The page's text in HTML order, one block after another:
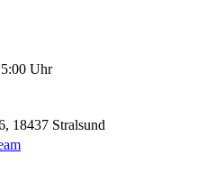
Uhr
18437 Stralsund